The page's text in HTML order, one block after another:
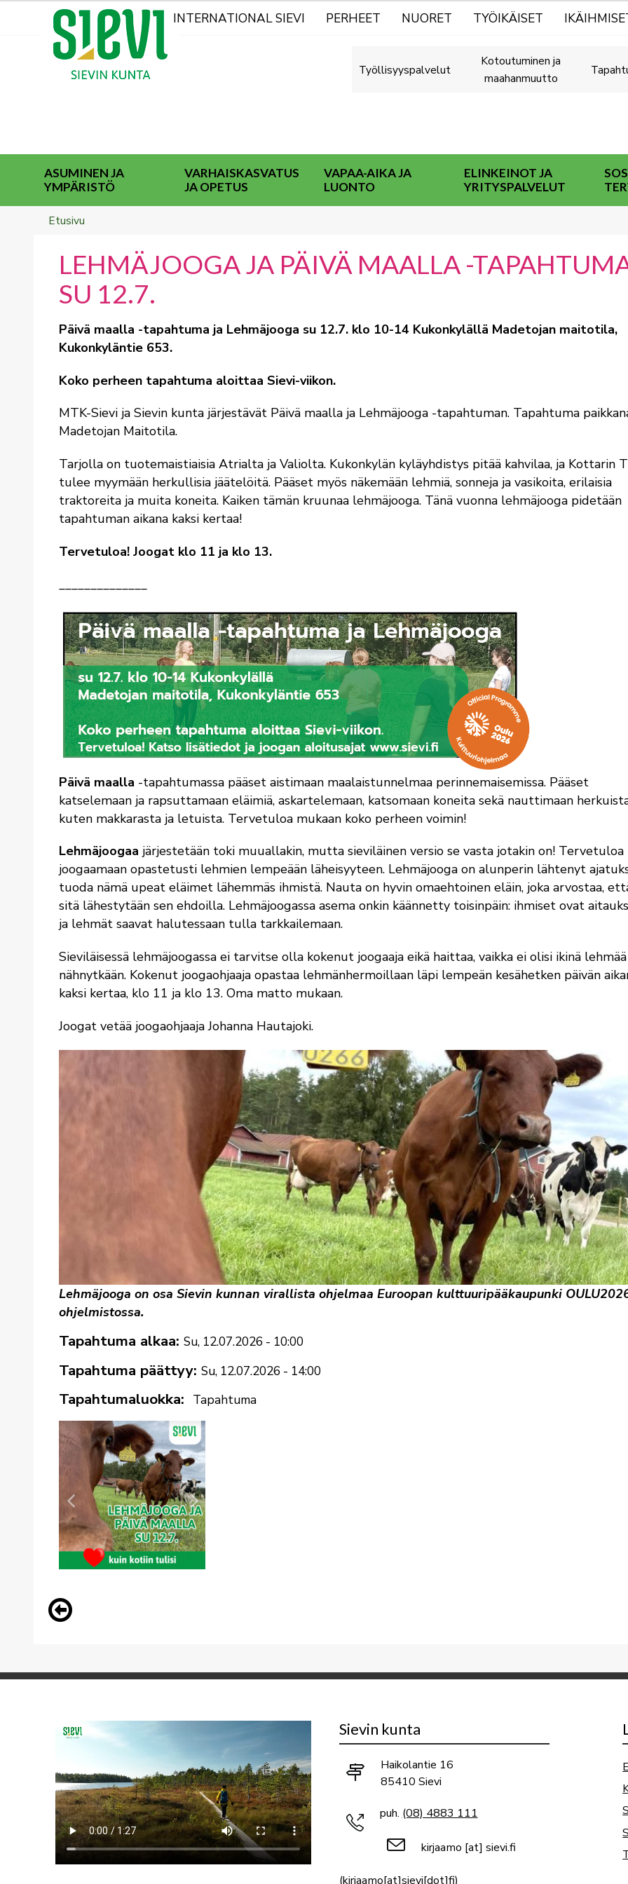
Kohderyhmät
INTERNATIONAL SIEVI PERHEET NUORET TYÖIKÄISET
Työllisyyspalvelut
Kotoutuminen ja
maahanmuutto
ASUMINEN JA
YMPÄRISTÖ
VARHAISKASVATUS
JA OPETUS
VAPAA-AIKA JA
LUONTO
ELINKEINOT JA
YRITYSPALVELUT
Breadcrumbs
You
here:
Etusivu
LEHMÄJOOGA JA PÄIVÄ MAALLA -
SU 12.7.
Päivä maalla -tapahtuma ja Lehmäjooga su 12.7. klo 10-14 Kukonkylällä Madetojan maitotila,
Kukonkyläntie 653.
Koko perheen tapahtuma aloittaa Sievi-viikon.
MTK-Sievi ja Sievin kunta järjestävät Päivä maalla ja Lehmäjooga -tapahtuman. Tapahtuma
Madetojan Maitotila.
Tarjolla on tuotemaistiaisia Atrialta ja Valiolta. Kukonkylän kyläyhdistys pitää kahvilaa, ja Kottarin
tulee myymään herkullisia jäätelöitä. Pääset myös näkemään lehmiä, sonneja ja vasikoita, erilaisia
traktoreita ja muita koneita. Kaiken tämän kruunaa lehmäjooga. Tänä vuonna lehmäjooga pidetään
tapahtuman aikana kaksi kertaa!
Tervetuloa! Joogat klo 11 ja klo 13.
Päivä maalla -tapahtumassa pääset aistimaan maalaistunnelmaa perinnemaisemissa. Pääset
katselemaan ja rapsuttamaan eläimiä, askartelemaan, katsomaan koneita sekä nauttimaan
kuten makkarasta ja letuista. Tervetuloa mukaan koko perheen voimin!
Lehmäjoogaa järjestetään toki muuallakin, mutta sieviläinen versio se vasta jotakin on! Tervetuloa
joogaamaan opastetusti lehmien lempeään läheisyyteen. Lehmäjooga on alunperin lähtenyt
tuoda nämä upeat eläimet lähemmäs ihmistä. Nauta on hyvin omaehtoinen eläin, joka arvostaa,
sitä lähestytään sen ehdoilla. Lehmäjoogassa asema onkin käännetty toisinpäin: ihmiset ovat
ja lehmät saavat halutessaan tulla tarkkailemaan.
Sieviläisessä lehmäjoogassa ei tarvitse olla kokenut joogaaja eikä haittaa, vaikka ei olisi ikinä lehmää
nähnytkään. Kokenut joogaohjaaja opastaa lehmänhermoillaan läpi lempeän kesähetken päivän
kaksi kertaa, klo 11 ja klo 13. Oma matto mukaan.
Joogat vetää joogaohjaaja Johanna Hautajoki.
Lehmäjooga on osa Sievin kunnan virallista ohjelmaa Euroopan kulttuuripääkaupunki
ohjelmistossa.
Tapahtuma alkaa Su, 12.07.2026 - 10:00
Tapahtuma päättyy Su, 12.07.2026 - 14:00
Tapahtumaluokka Tapahtuma
Sievin kunta
Haikolantie 16
85410 Sievi
puh. (08) 4883 111
kirjaamo [at] sievi.fi
(kirjaamo[at]sievi[dot]fi)